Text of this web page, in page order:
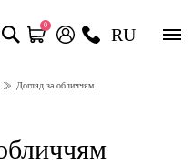
0 RU
Догляд за обличчям